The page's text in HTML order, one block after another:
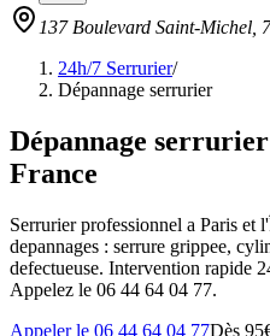
137 Boulevard Saint-Michel
24h/7 Serrurier/
Dépannage serrurier
Dépannage
France
Serrurier professionnel a Paris et
depannages : serrure grippee,
defectueuse. Intervention rapide
Appelez le 06 44 64 04 77.
Appeler le 06 44 64 04 77Dès